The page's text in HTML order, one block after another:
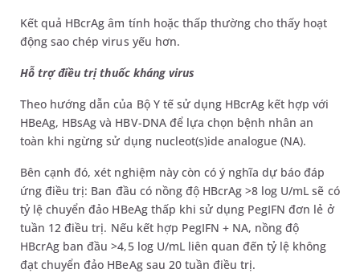
Kết quả HBcrAg âm tính hoặc thấp thường cho thấy hoạt
động sao chép virus yếu hơn.
Hỗ trợ điều trị thuốc kháng virus
Theo hướng dẫn của Bộ Y tế sử dụng HBcrAg kết hợp với
HBeAg, HBsAg và HBV-DNA để lựa chọn bệnh nhân an
toàn khi ngừng sử dụng nucleot(s)ide analogue (NA).
Bên cạnh đó, xét nghiệm này còn có ý nghĩa dự báo đáp
ứng điều trị: Ban đầu có nồng độ HBcrAg >8 log U/mL sẽ có
tỷ lệ chuyển đảo HBeAg thấp khi sử dụng PegIFN đơn lẻ ở
tuần 12 điều trị. Nếu kết hợp PegIFN + NA, nồng độ
HBcrAg ban đầu >4,5 log U/mL liên quan đến tỷ lệ không
đạt chuyển đảo HBeAg sau 20 tuần điều trị.